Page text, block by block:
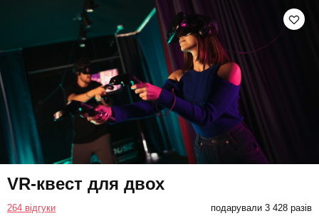
VR-квест для двох
264 відгуки подарували 3 428 разів